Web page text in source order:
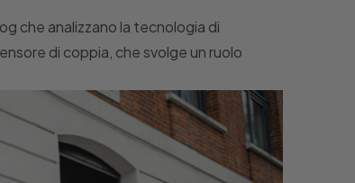
che analizzano la tecnologia di
di coppia, che svolge un ruolo